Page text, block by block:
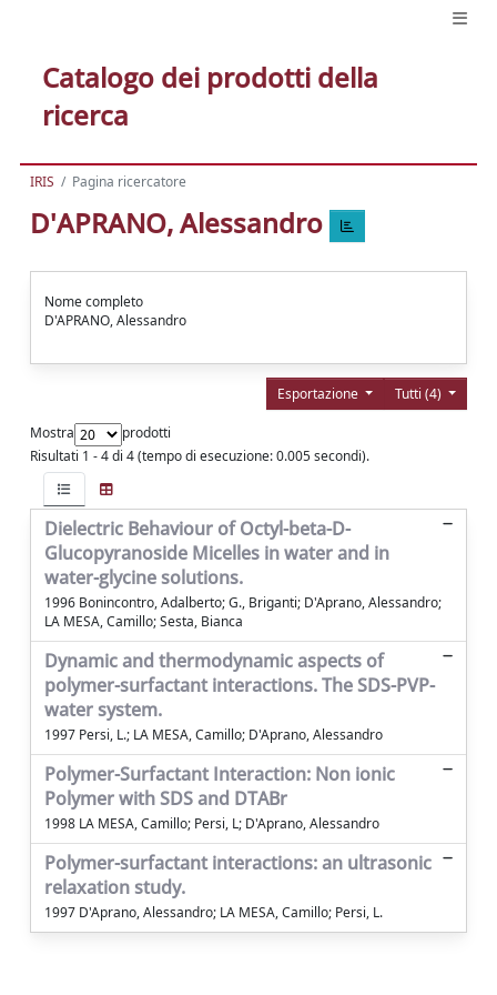
Catalogo dei prodotti della
ricerca
IRIS Pagina ricercatore
D'APRANO, Alessandro
Nome completo
D'APRANO, Alessandro
Tutti (4)
Esportazione
Mostra
prodotti
Risultati 1 - 4 di 4 (tempo di esecuzione: 0.005 secondi).
Dielectric Behaviour of Octyl-beta-D-
Glucopyranoside Micelles in water and in
water-glycine solutions.
1996 Bonincontro, Adalberto; G., Briganti; D'Aprano, Alessandro;
LA MESA, Camillo; Sesta, Bianca
Dynamic and thermodynamic aspects of
polymer-surfactant interactions. The SDS-PVP-
water system.
1997 Persi, L.; LA MESA, Camillo; D'Aprano, Alessandro
Polymer-Surfactant Interaction: Non ionic
Polymer with SDS and DTABr
1998 LA MESA, Camillo; Persi, L; D'Aprano, Alessandro
Polymer-surfactant interactions: an ultrasonic
relaxation study.
1997 D'Aprano, Alessandro; LA MESA, Camillo; Persi, L.